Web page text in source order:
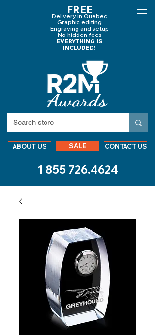
FREE
Delivery in Quebec
Graphic editing
Engraving and setup
No hidden fees
EVERYTHING IS
INCLUDED!
ABOUT US SALE CONTACT US
1 855 726.4624